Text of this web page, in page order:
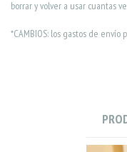
borrar y volver a usar cuantas
*CAMBIOS: los gastos de